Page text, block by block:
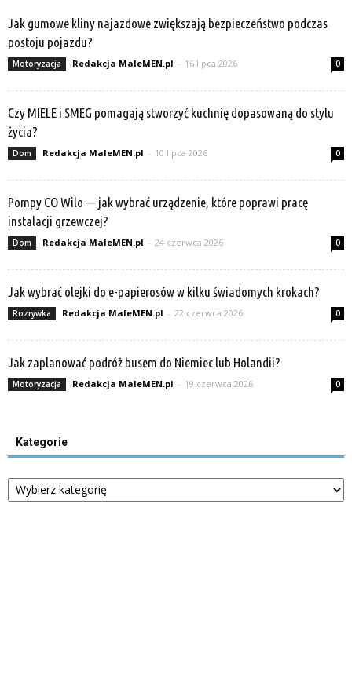
Jak gumowe kliny najazdowe zwiększają bezpieczeństwo podczas
postoju pojazdu?
Motoryzacja Redakcja MaleMEN.pl - 16 lipca 2026 0
Czy MIELE i SMEG pomagają stworzyć kuchnię dopasowaną do stylu
życia?
Dom Redakcja MaleMEN.pl - 10 lipca 2026 0
Pompy CO Wilo — jak wybrać urządzenie, które poprawi pracę
instalacji grzewczej?
Dom Redakcja MaleMEN.pl - 24 czerwca 2026 0
Jak wybrać olejki do e-papierosów w kilku świadomych krokach?
Rozrywka Redakcja MaleMEN.pl - 22 czerwca 2026 0
Jak zaplanować podróż busem do Niemiec lub Holandii?
Motoryzacja Redakcja MaleMEN.pl - 19 czerwca 2026 0
Kategorie
Kategorie